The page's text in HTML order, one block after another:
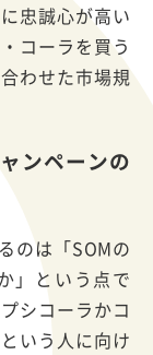
忠誠心が高い
コーラを買う
わせた市場規
ンペーンの
のは「SOMの
」という点で
シコーラかコ
いう人に向け